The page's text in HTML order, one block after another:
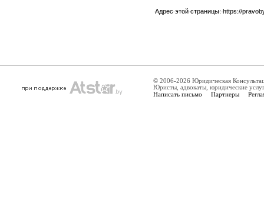
Адрес этой страницы: https://
© 2006-2026 Юридическая
Юристы, адвокаты, юридические
Написать письмо Партнеры